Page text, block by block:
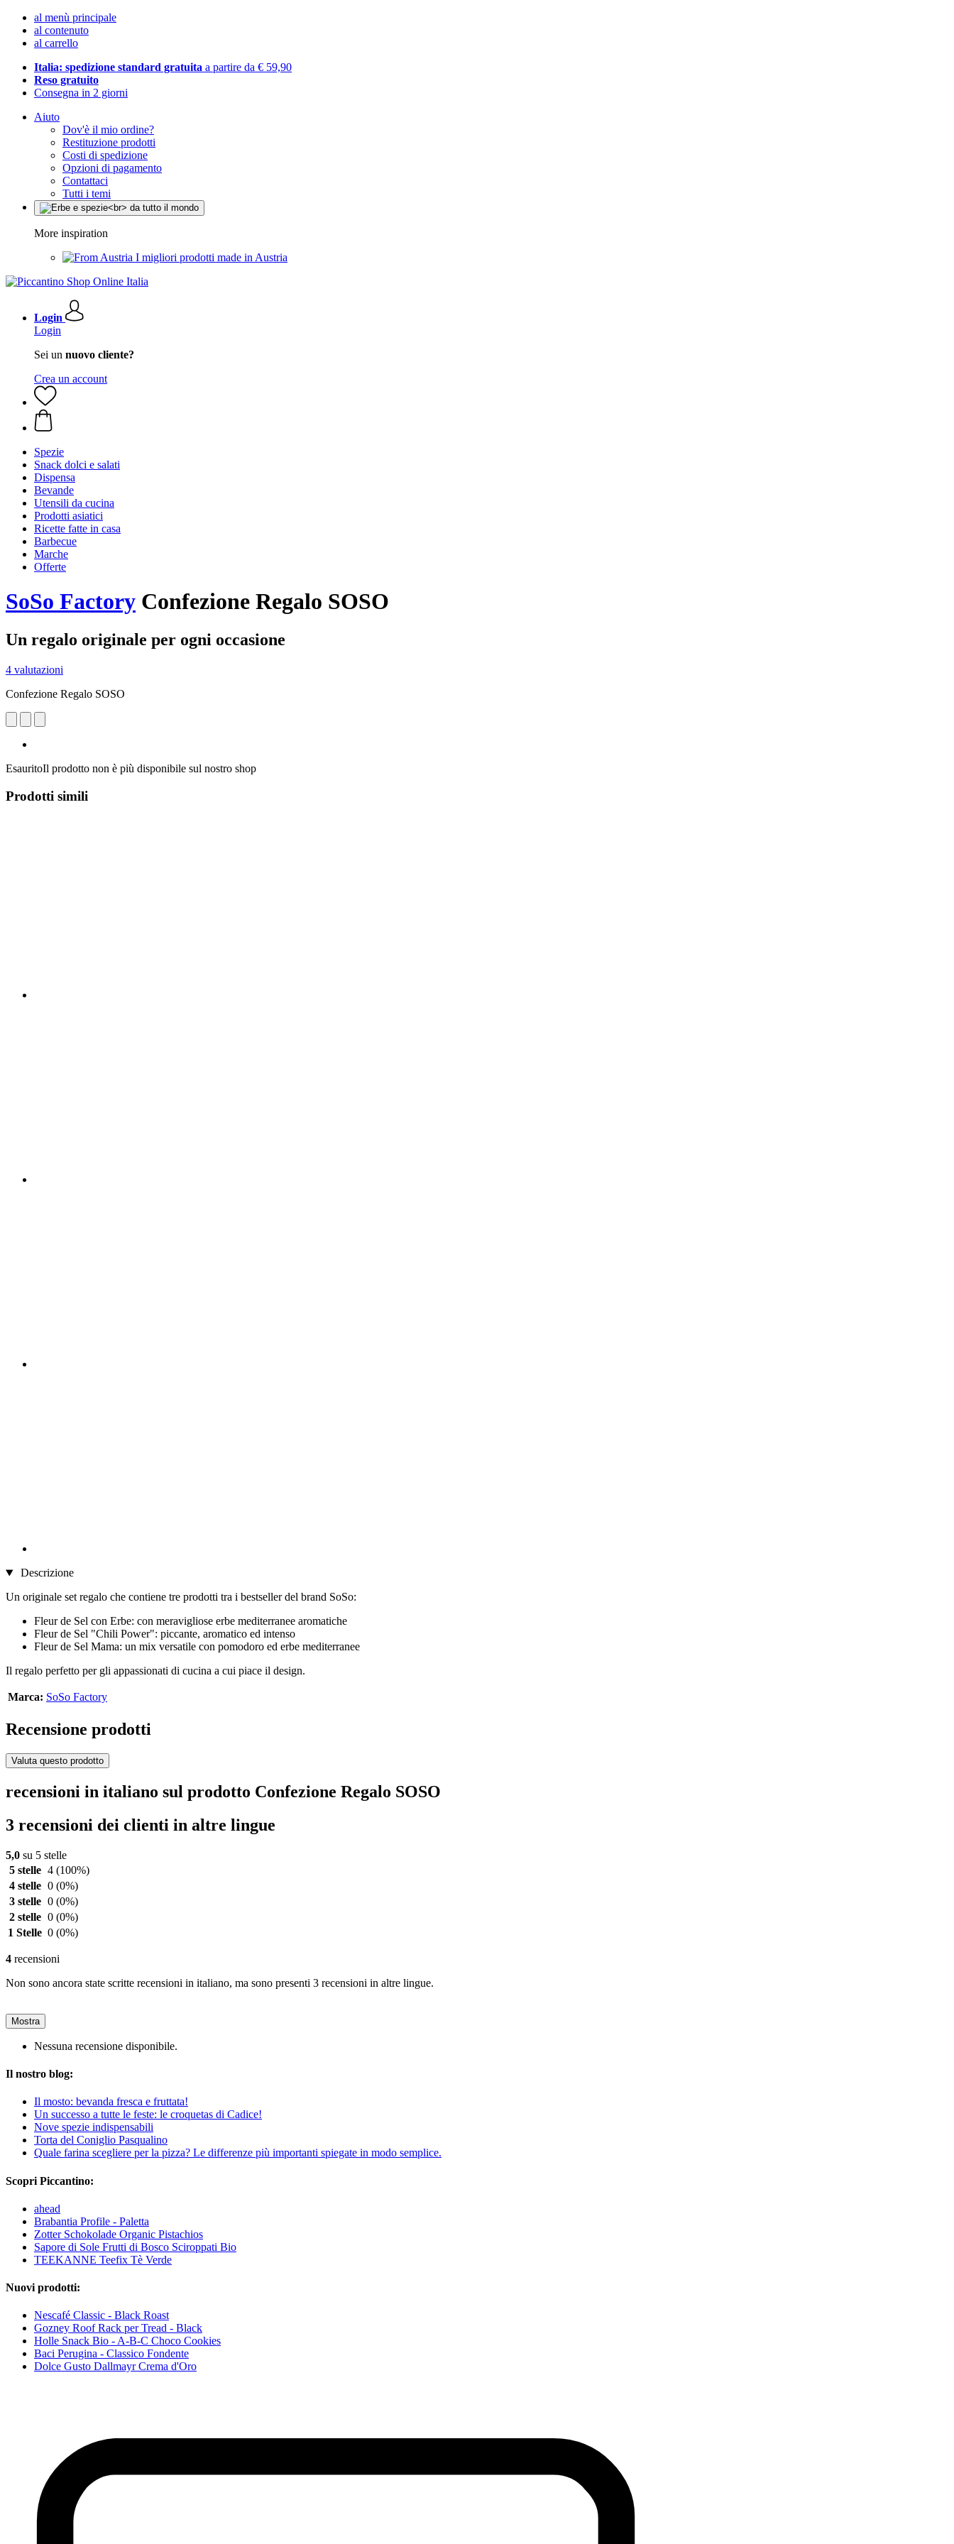
al menù principale
al contenuto
al carrello
Italia: spedizione standard gratuita a partire da € 59,90
Reso gratuito
Consegna in 2 giorni
Aiuto
Dov'è il mio ordine?
Restituzione prodotti
Costi di spedizione
Opzioni di pagamento
Contattaci
Tutti i temi
More inspiration
I migliori prodotti made in Austria
Login
Login
Sei un nuovo cliente?
Crea un account
Spezie
Snack dolci e salati
Dispensa
Bevande
Utensili da cucina
Prodotti asiatici
Ricette fatte in casa
Barbecue
Marche
Offerte
SoSo Factory Confezione Regalo SOSO
Un regalo originale per ogni occasione
4 valutazioni
Confezione Regalo SOSO
EsauritoIl prodotto non è più disponibile sul nostro shop
Prodotti simili
Descrizione
Un originale set regalo che contiene tre prodotti tra i bestseller del brand SoSo:
Fleur de Sel con Erbe: con meravigliose erbe mediterranee aromatiche
Fleur de Sel "Chili Power": piccante, aromatico ed intenso
Fleur de Sel Mama: un mix versatile con pomodoro ed erbe mediterranee
Il regalo perfetto per gli appassionati di cucina a cui piace il design.
Marca: SoSo Factory
Recensione prodotti
Valuta questo prodotto
recensioni in italiano sul prodotto Confezione Regalo SOSO
3 recensioni dei clienti in altre lingue
5,0 su 5 stelle
5 stelle 4 (100%)
4 stelle 0 (0%)
3 stelle 0 (0%)
2 stelle 0 (0%)
1 Stelle 0 (0%)
4 recensioni
Non sono ancora state scritte recensioni in italiano, ma sono presenti 3 recensioni in altre lingue.
Mostra
Nessuna recensione disponibile.
Il nostro blog:
Il mosto: bevanda fresca e fruttata!
Un successo a tutte le feste: le croquetas di Cadice!
Nove spezie indispensabili
Torta del Coniglio Pasqualino
Quale farina scegliere per la pizza? Le differenze più importanti spiegate in modo semplice.
Scopri Piccantino:
ahead
Brabantia Profile - Paletta
Zotter Schokolade Organic Pistachios
Sapore di Sole Frutti di Bosco Sciroppati Bio
TEEKANNE Teefix Tè Verde
Nuovi prodotti:
Nescafé Classic - Black Roast
Gozney Roof Rack per Tread - Black
Holle Snack Bio - A-B-C Choco Cookies
Baci Perugina - Classico Fondente
Dolce Gusto Dallmayr Crema d'Oro